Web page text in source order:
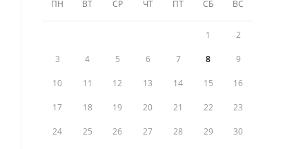
ПН ВТ СР ЧТ ПТ СБ ВС
1 2
3 4 5 6 7 8 9
10 11 12 13 14 15 16
17 18 19 20 21 22 23
24 25 26 27 28 29 30